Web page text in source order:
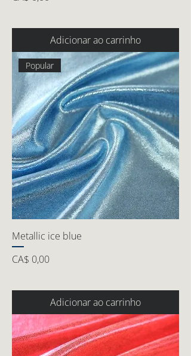
Adicionar ao carrinho
Popular
Metallic ice blue
Preço
CA$ 0,00
Adicionar ao carrinho